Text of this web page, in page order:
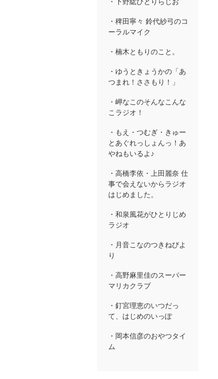
・稗田寧々 鈴代紗弓のコ
ーラルマイク
・楠木ともりのこと。
・ゆうときょうかの「あ
つまれ！ささもり！」
・岬なこのそんなこんな
こラジオ！
・もえ・つむぎ・きゅー
とあぐれっしょんっ！あ
やねもいるよ♪
・高橋李依・上田麗奈 仕
事で会えないからラジオ
はじめました。
・和泉風花がひとりじめ
ラジオ
・月音こなのつきねびよ
り
・高野麻里佳のスーパー
マリカクラブ
・釘宮理恵のいつだっ
て、はじめのいっぽ
・岡本信彦のおやつタイ
ム